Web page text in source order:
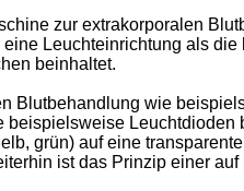
zur extrakorporalen
Leuchteinrichtung als
beinhaltet.
Blutbehandlung wie
beispielsweise
grün) auf eine
ist das Prinzip einer